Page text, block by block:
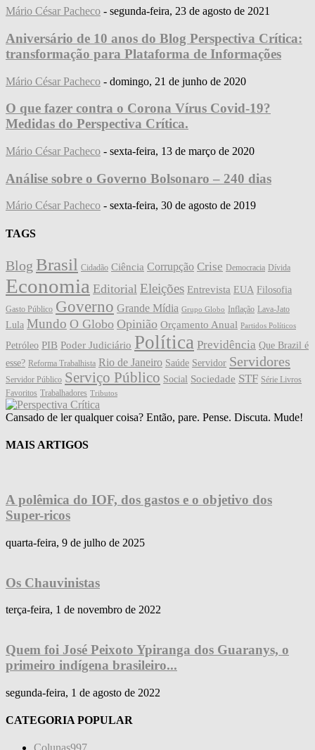
Mário César Pacheco - segunda-feira, 23 de agosto de 2021
Aniversário de 10 anos do Blog Perspectiva Crítica:
transformação para Plataforma de Informações
Mário César Pacheco - domingo, 21 de junho de 2020
O que fazer contra o Corona Vírus Covid-19?
Medidas do Perspectiva Crítica.
Mário César Pacheco - sexta-feira, 13 de março de 2020
Análise sobre o Governo Bolsonaro – 240 dias
Mário César Pacheco - sexta-feira, 30 de agosto de 2019
TAGS
Blog Brasil Cidadão Ciência Corrupção Crise Democracia Dívida
Economia Editorial Eleições Entrevista EUA Filosofia
Gasto Público Governo Grande Mídia Grupo Globo Inflação Lava-Jato
Lula Mundo O Globo Opinião Orçamento Anual Partidos Políticos
Petróleo PIB Poder Judiciário Política Previdência Que Brazil é
esse? Reforma Trabalhista Rio de Janeiro Saúde Servidor Servidores
Servidor Público Serviço Público Social Sociedade STF Série Livros
Favoritos Trabalhadores Tributos
Cansado de ler qualquer coisa? Então, pare. Pense. Discuta. Mude!
MAIS ARTIGOS
A polêmica do IOF, dos gastos e o objetivo dos
Super-ricos
quarta-feira, 9 de julho de 2025
Os Chauvinistas
terça-feira, 1 de novembro de 2022
Quem foi José Peixoto Ypiranga dos Guaranys, o
primeiro indígena brasileiro...
segunda-feira, 1 de agosto de 2022
CATEGORIA POPULAR